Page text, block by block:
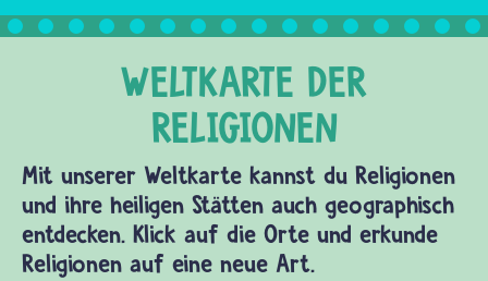
Die
freie…
Mit unserer Weltkarte kannst du Religionen
und ihre heiligen Stätten auch geographisch
entdecken. Klick auf die Orte und erkunde
Religionen auf eine neue Art.